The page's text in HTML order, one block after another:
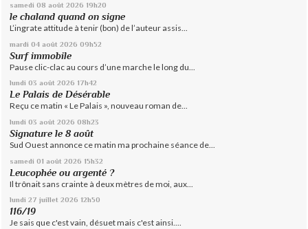
samedi 08 août 2026 19h20
le chaland quand on signe
L’ingrate attitude à tenir (bon) de l’auteur assis...
mardi 04 août 2026 09h52
Surf immobile
Pause clic-clac au cours d’une marche le long du...
lundi 03 août 2026 17h42
Le Palais de Désérable
Reçu ce matin « Le Palais », nouveau roman de...
lundi 03 août 2026 08h23
Signature le 8 août
Sud Ouest annonce ce matin ma prochaine séance de...
samedi 01 août 2026 15h32
Leucophée ou argenté ?
Il trônait sans crainte à deux mètres de moi, aux...
lundi 27 juillet 2026 12h50
116/19
Je sais que c'est vain, désuet mais c'est ainsi....